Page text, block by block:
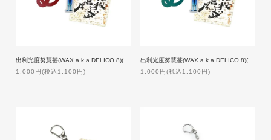
1,000円(税込1,100円)
1,000円(税込1,100円)